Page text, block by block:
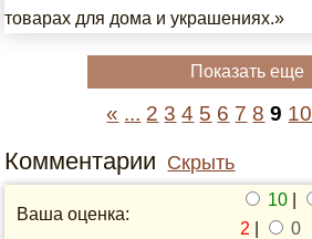
товарах для дома и украшениях.»
Показать еще
« ... 2 3 4 5 6 7 8 9 10
Комментарии Скрыть
Ваша оценка:
10
2
0